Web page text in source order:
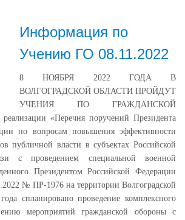
Информация по
Учению ГО 08.11.2022
8 НОЯБРЯ 2022 ГОДА В
ВОЛГОГРАДСКОЙ ОБЛАСТИ ПРОЙДУТ
УЧЕНИЯ ПО ГРАЖДАНСКОЙ
«Перечня поручений Президента
по вопросам повышения эффективности
публичной власти в субъектах Российской
с проведением специальной военной
Президентом Российской Федерации
№ ПР-1976 на территории Волгоградской
спланировано проведение комплексного
мероприятий гражданской обороны с